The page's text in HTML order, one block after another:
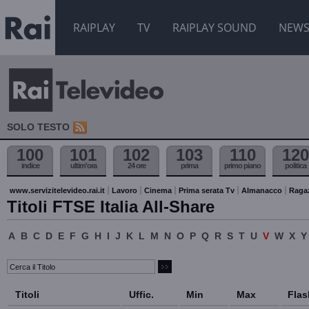
RAIPLAY TV RAIPLAY SOUND NEWS
SOLO TESTO
100
indice
101
ultim'ora
102
24 ore
103
prima
110
primo piano
120
politica
www.servizitelevideo.rai.it Lavoro Cinema Prima serata Tv Almanacco
Titoli FTSE Italia All-Share
A B C D E F G H I J K L M N O P Q R S T U V W X Y
Titoli Uffic. Min Max